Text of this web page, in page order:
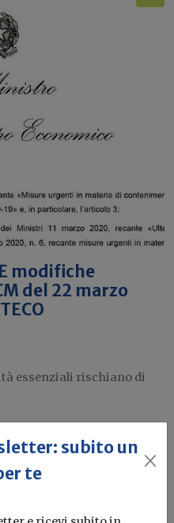
modifiche
del 22 marzo
essenziali rischiano di
subito un
te